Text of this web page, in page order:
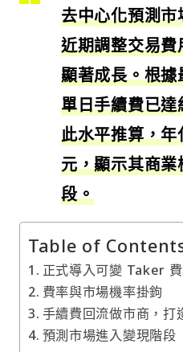
去中心化預測
近期調整交易
顯著成長。根
單日手續費已
此水平推算，
元，顯示其商
段。
Table of
正式導入可變 Taker
費率與市場機率掛鉤
手續費回流做市商，打
預測市場進入變現階段